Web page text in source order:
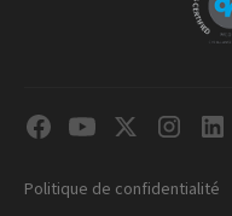
Politique de confidentialité